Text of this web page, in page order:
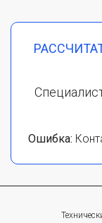
Ошибка: